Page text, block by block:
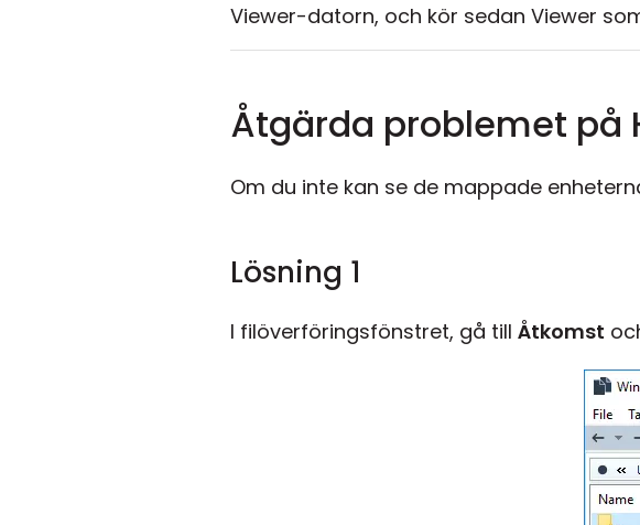
Viewer-datorn, och kör sedan Viewer
Åtgärda problemet på
Om du inte kan se de mappade
Lösning 1
I filöverföringsfönstret, gå till Åtkomst